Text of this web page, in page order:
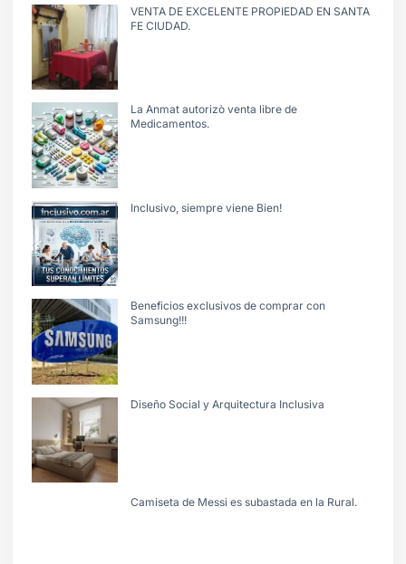
VENTA DE EXCELENTE PROPIEDAD EN SANTA
FE CIUDAD.
La Anmat autorizò venta libre de
Medicamentos.
Inclusivo, siempre viene Bien!
Beneficios exclusivos de comprar con
Samsung!!!
Diseño Social y Arquitectura Inclusiva
Camiseta de Messi es subastada en la Rural.